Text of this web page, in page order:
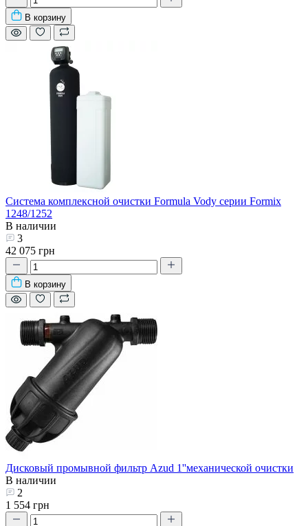
В корзину
Система комплексной очистки Formula Vody серии Formix
1248/1252
В наличии
3
42 075 грн
В корзину
Дисковый промывной фильтр Azud 1''механической очистки
В наличии
2
1 554 грн